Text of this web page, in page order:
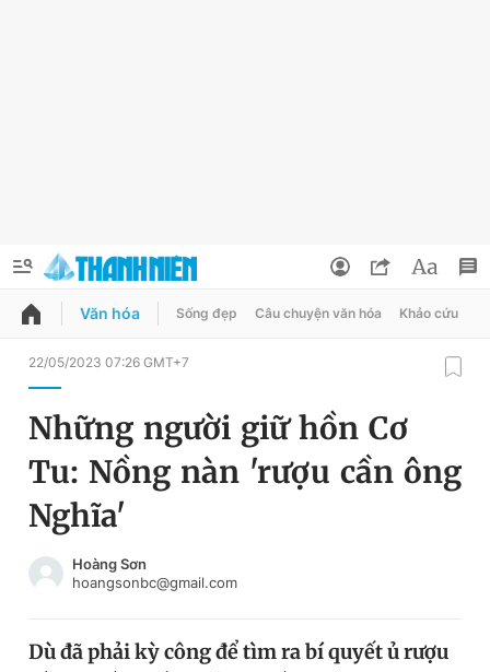
QUẢNG CÁO
Chuyên mục
Chuyên mục khác
Chào ngày mới
Đổi mật khẩu
Tin đã lưu
Tin đã xem
Đăng xuất
Văn hóa Sống đẹp Câu chuyện văn hóa Khảo cứu
22/05/2023 07:26 GMT+7
Những người giữ hồn Cơ
Tu: Nồng nàn 'rượu cần ông
Nghĩa'
Hoàng Sơn
hoangsonbc@gmail.com
Dù đã phải kỳ công để tìm ra bí quyết ủ rượu